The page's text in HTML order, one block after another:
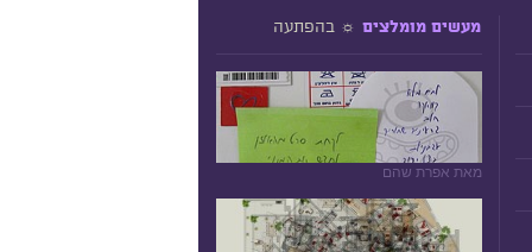
מעשים מומלצים ☼ בהפתעה
מאת אפרת שהם